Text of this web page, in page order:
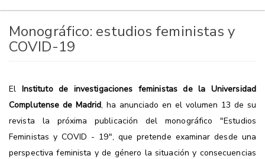
Monográfico: estudios feministas y
COVID-19
El Instituto de investigaciones feministas de la Universidad
Complutense de Madrid, ha anunciado en el volumen 13 de su
revista la próxima publicación del monográfico "Estudios
Feministas y COVID - 19", que pretende examinar desde una
perspectiva feminista y de género la situación y consecuencias